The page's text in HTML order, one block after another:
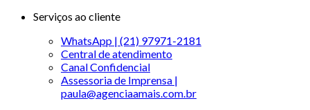
Serviços ao cliente
WhatsApp | (21) 97971-2181
Central de atendimento
Canal Confidencial
Assessoria de Imprensa |
paula@agenciaamais.com.br